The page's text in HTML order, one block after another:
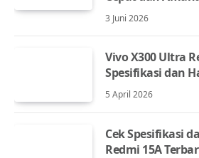
3 Juni 2026
Vivo X300 Ultra
Spesifikasi dan
5 April 2026
Cek Spesifikasi
Redmi 15A